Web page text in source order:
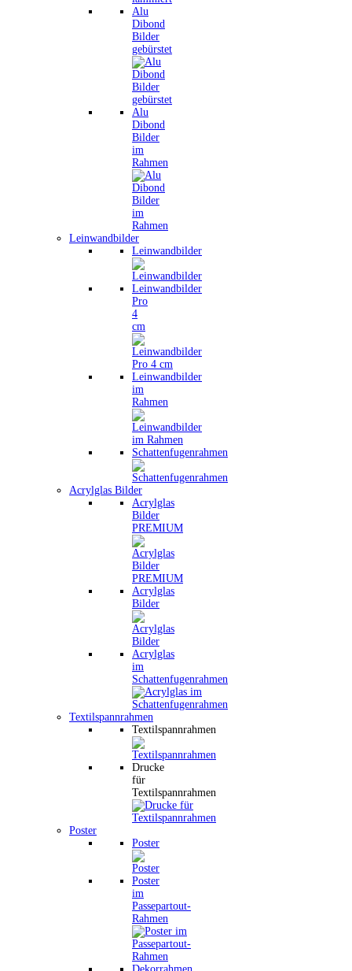
Alu
Dibond
Bilder
gebürstet
Alu
Dibond
Bilder
im
Rahmen
Leinwandbilder
Leinwandbilder
Leinwandbilder
Pro
4
cm
Leinwandbilder
im
Rahmen
Schattenfugenrahmen
Acrylglas Bilder
Acrylglas
Bilder
PREMIUM
Acrylglas
Bilder
Acrylglas
im
Schattenfugenrahmen
Textilspannrahmen
Textilspannrahmen
Drucke
für
Textilspannrahmen
Poster
Poster
Poster
im
Passepartout-
Rahmen